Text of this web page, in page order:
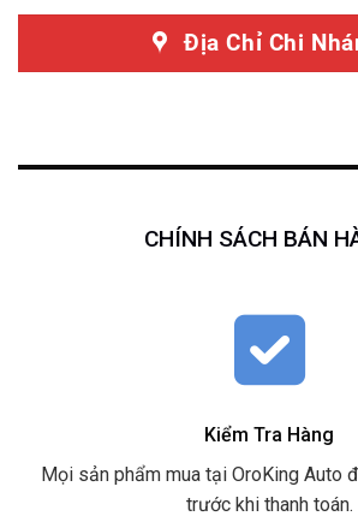
Địa Chỉ Chi
CHÍNH SÁCH BÁN
Kiểm Tra Hàng
Mọi sản phẩm mua tại OroKing Auto
trước khi thanh toán.